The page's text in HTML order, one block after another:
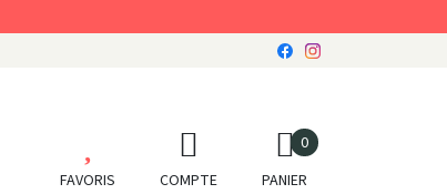
FAVORIS COMPTE PANIER
0